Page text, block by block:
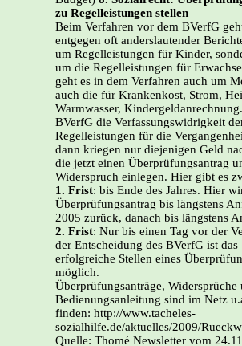
zu Regelleistungen stellen
Beim Verfahren vor dem BVerfG
entgegen oft anderslautender
um Regelleistungen für Kinder,
um die Regelleistungen für
geht es in dem Verfahren auch um
auch die für Krankenkost, Strom,
Warmwasser,
BVerfG die Verfassungswidrigkeit
Regelleistungen für die
dann kriegen nur diejenigen Geld
die jetzt einen Überprüfungsantrag
Widerspruch einlegen. Hier gibt es
1. Frist: bis Ende des Jahres. Hier
Überprüfungsantrag bis längstens
2005 zurück, danach bis längstens
2. Frist: Nur bis einen Tag vor der
der Entscheidung des BVerfG ist das
erfolgreiche Stellen eines
möglich.
Überprüfungsanträge, Widersprüche
Bedienungsanleitung sind im Netz
finden: http://www.tacheles-
sozialhilfe.de/aktuelles/2009/
Quelle: Thomé Newsletter vom